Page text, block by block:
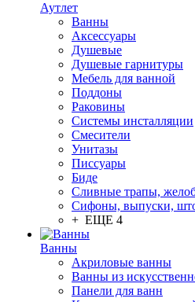
Аутлет
Ванны
Аксессуары
Душевые
Душевые гарнитуры
Мебель для ванной
Поддоны
Раковины
Системы инсталляции
Смесители
Унитазы
Писсуары
Биде
Сливные трапы,
Сифоны, выпуски,
+ ЕЩЕ 4
Ванны
Акриловые ванны
Ванны из
Панели для ванн